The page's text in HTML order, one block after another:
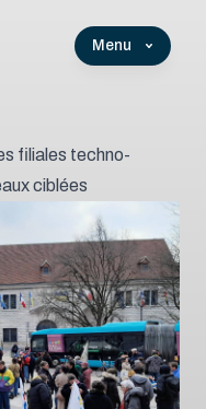
filiales techno-
ciblées
Menu